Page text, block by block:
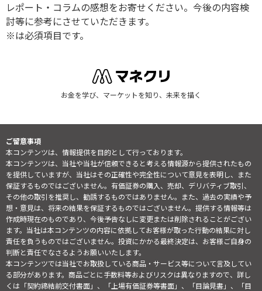
レポート・コラムの感想をお寄せください。今後の内容検
討等に参考にさせていただきます。
※は必須項目です。
お金を学び、マーケットを知り、未来を描く
ご留意事項
本コンテンツは、情報提供を目的として行っております。
本コンテンツは、当社や当社が信頼できると考える情報源から提供されたもの
を提供していますが、当社はその正確性や完全性について意見を表明し、また
保証するものではございません。有価証券の購入、売却、デリバティブ取引、
その他の取引を推奨し、勧誘するものではありません。また、過去の実績や予
想・意見は、将来の結果を保証するものではございません。提供する情報等は
作成時現在のものであり、今後予告なしに変更または削除されることがござい
ます。当社は本コンテンツの内容に依拠してお客様が取った行動の結果に対し
責任を負うものではございません。投資にかかる最終決定は、お客様ご自身の
判断と責任でなさるようお願いいたします。
本コンテンツでは当社でお取扱している商品・サービス等について言及してい
る部分があります。商品ごとに手数料等およびリスクは異なりますので、詳し
くは「契約締結前交付書面」、「上場有価証券等書面」、「目論見書」、「目